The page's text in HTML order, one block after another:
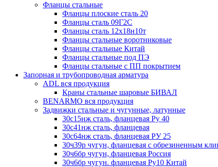
Фланцы стальные
Фланцы плоские сталь 20
Фланцы сталь 09Г2С
Фланцы сталь 12х18н10т
Фланцы стальные воротниковые
Фланцы стальные Китай
Фланцы стальные под ПЭ
Фланцы стальные с ПП покрытием
Запорная и трубопроводная арматура
ADL вся продукция
Краны стальные шаровые БИВАЛ
BENARMO вся продукция
Задвижки стальные и чугунные, латунные
30с15нж сталь, фланцевая Ру 40
30с41нж сталь, фланцевая
30с64нж сталь, фланцевая РУ 25
30ч39р чугун, фланцевая с обрезиненным
30ч6бр чугун, фланцевая Россия
30ч6бр чугун. фланцевая Ру10 Китай